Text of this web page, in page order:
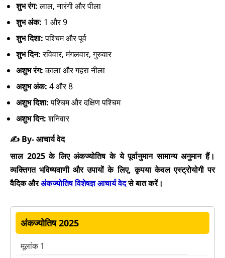
शुभ रंग:लाल, नारंगी और पीला
शुभ अंक: 1 और 9
शुभ दिशा:पश्चिम और पूर्व
शुभ दिन:रविवार, मंगलवार, गुरुवार
अशुभ रंग:काला और गहरा नीला
अशुभ अंक: 4 और 8
अशुभ दिशा:पश्चिम और दक्षिण पश्चिम
अशुभ दिन:शनिवार
✍️ By- आचार्य वेद
साल 2025 के लिए अंकज्योतिष के ये पूर्वानुमान सामान्य अनुमान हैं।
व्यक्तिगत भविष्यवाणी और उपायों के लिए, कृपया केवल एस्ट्रोयोगी पर
वैदिक औरअंकज्योतिष विशेषज्ञ आचार्य वेदसे बात करें।
अंकज्योतिष 2025
मूलांक 1